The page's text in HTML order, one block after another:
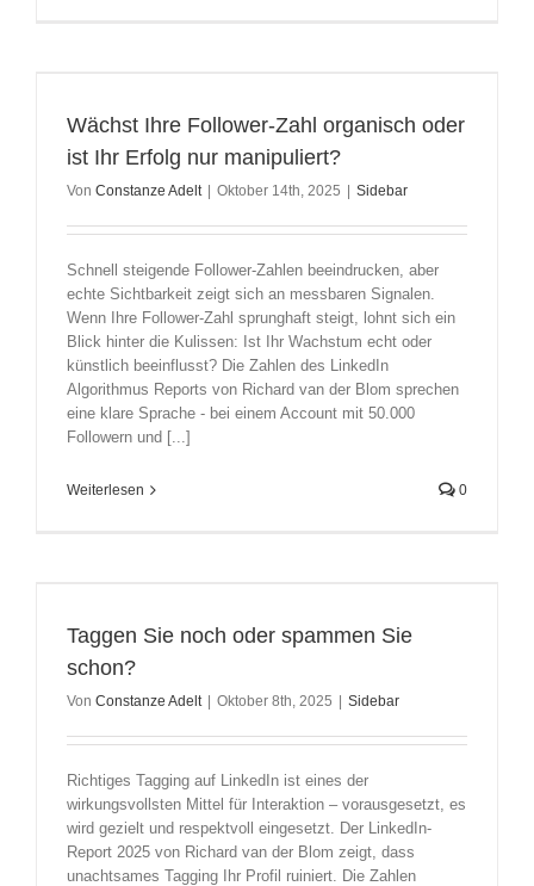
Wächst Ihre Follower-Zahl organisch oder
ist Ihr Erfolg nur manipuliert?
Von Constanze Adelt | Oktober 14th, 2025 | Sidebar
Schnell steigende Follower-Zahlen beeindrucken, aber
echte Sichtbarkeit zeigt sich an messbaren Signalen.
Wenn Ihre Follower-Zahl sprunghaft steigt, lohnt sich ein
Blick hinter die Kulissen: Ist Ihr Wachstum echt oder
künstlich beeinflusst? Die Zahlen des LinkedIn
Algorithmus Reports von Richard van der Blom sprechen
eine klare Sprache - bei einem Account mit 50.000
Followern und [...]
Weiterlesen 0
Taggen Sie noch oder spammen Sie
schon?
Von Constanze Adelt | Oktober 8th, 2025 | Sidebar
Richtiges Tagging auf LinkedIn ist eines der
wirkungsvollsten Mittel für Interaktion – vorausgesetzt, es
wird gezielt und respektvoll eingesetzt. Der LinkedIn-
Report 2025 von Richard van der Blom zeigt, dass
unachtsames Tagging Ihr Profil ruiniert. Die Zahlen